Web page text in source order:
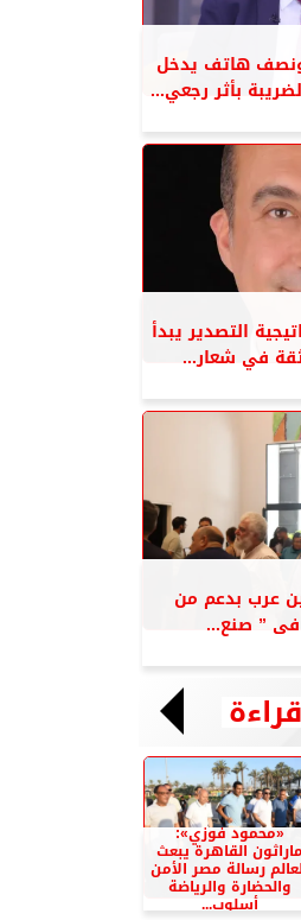
هاتف يدخل
بأثر رجعي...
التصدير يبدأ
في شعار...
عرب بدعم من
فى ” صنع...
«محمود فوزي»:
ماراثون القاهرة يبعث
رسالة مصر الأمن
والحضارة والرياضة
أسلوب...